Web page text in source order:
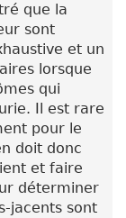
que la
sont
et un
lorsque
qui
Il est rare
pour le
doit donc
et faire
déterminer
jacents sont